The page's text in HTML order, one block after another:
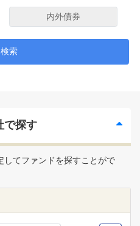
内外債券
検索
で探す
してファンドを探すことがで